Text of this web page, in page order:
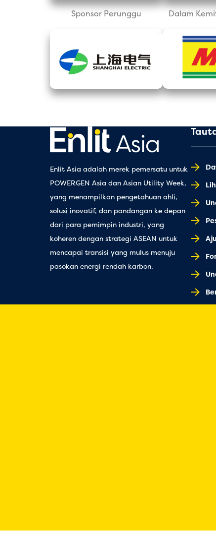
Sponsor Perunggu Dalam
Enlit Asia adalah merek pemersatu untuk
POWERGEN Asia dan Asian Utility Week,
yang menampilkan pengetahuan ahli,
solusi inovatif, dan pandangan ke depan
dari para pemimpin industri, yang
koheren dengan strategi ASEAN untuk
mencapai transisi yang mulus menuju
pasokan energi rendah karbon.